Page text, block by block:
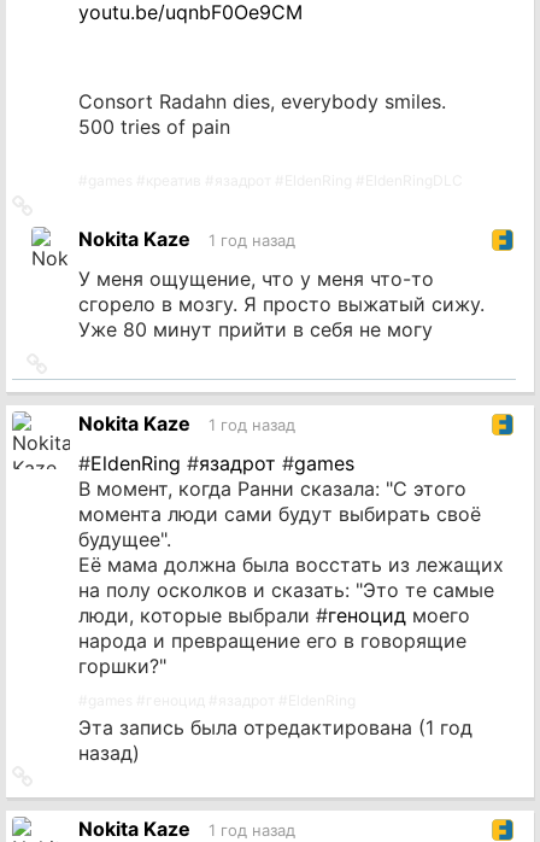
youtu.be/uqnbF0Oe9CM
Consort Radahn dies, everybody smiles.
500 tries of pain
на
источникNokita Kaze 1 год назад
У меня ощущение, что у меня что-то
сгорело в мозгу. Я просто выжатый сижу.
Уже 80 минут прийти в себя не могу
на
источник
Nokita Kaze 1 год назад
#EldenRing #язадрот #games
В момент, когда Ранни сказала: "С этого
момента люди сами будут выбирать своё
будущее".
Её мама должна была восстать из лежащих
на полу осколков и сказать: "Это те самые
люди, которые выбрали #геноцид моего
народа и превращение его в говорящие
горшки?"
Эта запись была отредактирована (1 год
назад)
на
источникNokita Kaze 1 год назад